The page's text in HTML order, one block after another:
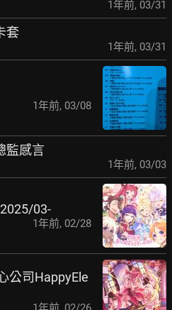
1年前, 03/31
套
1年前, 03/31
1年前, 03/08
監感言
1年前, 03/03
03-
1年前, 02/28
公司HappyEle